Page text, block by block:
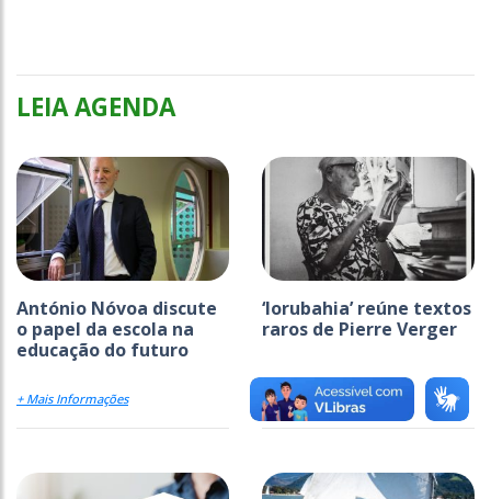
LEIA AGENDA
António Nóvoa discute
o papel da escola na
educação do futuro
+ Mais Informações
‘Iorubahia’ reúne textos
raros de Pierre Verger
+ Mais Informações